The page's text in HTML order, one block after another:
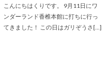
こんにちはくりです。 9月11日にワ
ンダーランド香椎本館に打ちに行っ
てきました！ この日はガリぞうさ[…]